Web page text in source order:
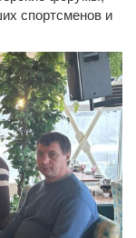
спортсменов и